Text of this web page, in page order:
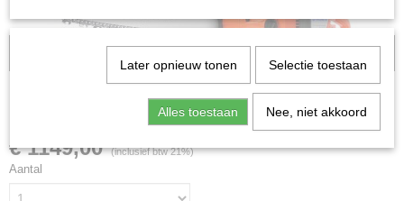
Husqvarna 365
€ 1149,00 (inclusief btw 21%)
Aantal
Later opnieuw tonen Selectie toestaan
Alles toestaan Nee, niet akkoord